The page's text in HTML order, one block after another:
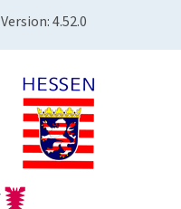
Version: 4.52.0